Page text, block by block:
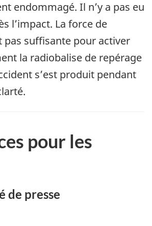
endommagé. Il n’y a pas eu
l’impact. La force de
pas suffisante pour activer
la radiobalise de repérage
s’est produit pendant
pour les
de presse